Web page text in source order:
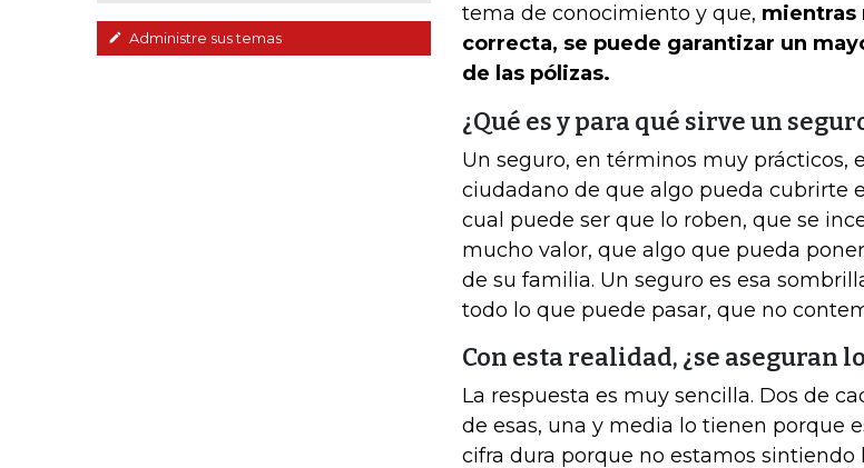
Administre sus temas
tema de conocimiento y que, mientras
correcta, se puede garantizar un
de las pólizas.
¿Qué es y para qué sirve un
Un seguro, en términos muy prácticos,
ciudadano de que algo pueda cubrirte
cual puede ser que lo roben, que se
mucho valor, que algo que pueda
de su familia. Un seguro es esa
todo lo que puede pasar, que no
Con esta realidad, ¿se aseguran
La respuesta es muy sencilla. Dos de
de esas, una y media lo tienen porque
cifra dura porque no estamos sintiendo